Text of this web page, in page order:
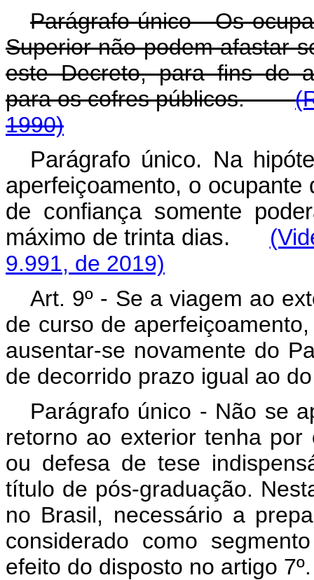
Parágrafo único - Os
Superior não podem afastar-
este Decreto, para fins de
para os cofres públicos.
1990)
Parágrafo único. Na
aperfeiçoamento, o
de confiança somente
máximo de trinta dias.
9.991, de 2019)
Art. 9º - Se a viagem ao
de curso de
ausentar-se novamente do
de decorrido prazo igual ao
Parágrafo único - Não se
retorno ao exterior tenha
ou defesa de tese
título de pós-graduação.
no Brasil, necessário a
considerado como
efeito do disposto no artigo 7º.